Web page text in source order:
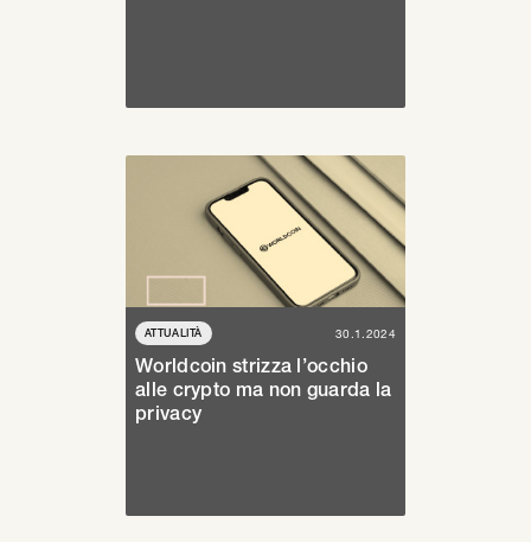
ATTUALITÀ 30.1.2024
Worldcoin strizza l’occhio
alle crypto ma non guarda la
privacy